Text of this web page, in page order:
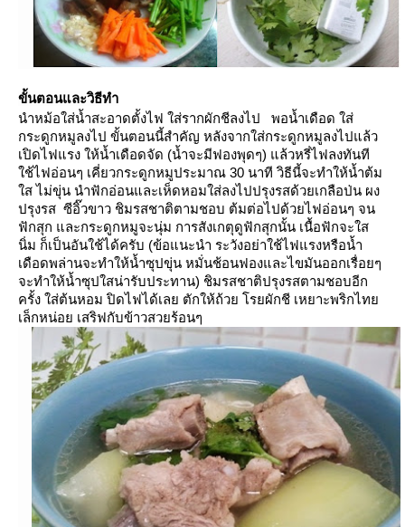
ขั้นตอนและวิธีทำ
นำหม้อใส่น้ำสะอาดตั้งไฟ ใส่รากผักชีลงไป พอน้ำเดือด ใส่
กระดูกหมูลงไป ขั้นตอนนี้สำคัญ หลังจากใส่กระดูกหมูลงไปแล้ว
เปิดไฟแรง ให้น้ำเดือดจัด (น้ำจะมีฟองพุดๆ) แล้วหรี่ไฟลงทันที
ช้ไฟอ่อนๆ เคี่ยวกระดูกหมูประมาณ 30 นาที วิธีนี้จะทำให้น้ำต้ม
ส ไม่ขุ่น นำฟักอ่อนและเห็ดหอมใส่ลงไปปรุงรสด้วยเกลือป่น ผง
ปรุงรส ซีอิ๊วขาว ชิมรสชาติตามชอบ ต้มต่อไปด้วยไฟอ่อนๆ จน
ฟักสุก และกระดูกหมูจะนุ่ม การสังเกตุดูฟักสุกนั้น เนื้อฟักจะใส
นิ่ม ก็เป็นอันใช้ได้ครับ (ข้อแนะนำ ระวังอย่าใช้ไฟแรงหรือน้ำ
เดือดพล่านจะทำให้น้ำซุปขุ่น หมั่นช้อนฟองและไขมันออกเรื่อยๆ
จะทำให้น้ำซุปใสน่ารับประทาน) ชิมรสชาติปรุงรสตามชอบอีก
ครั้ง ใส่ต้นหอม ปิดไฟได้เลย ตักให้ถ้วย โรยผักชี เหยาะพริกไท
เล็กหน่อย เสริฟกับข้าวสวยร้อนๆ